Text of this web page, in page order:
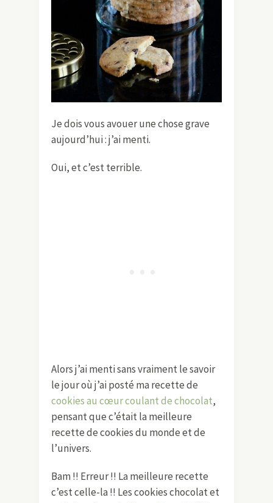
Je dois vous avouer une chose grave
aujourd’hui : j’ai menti.
Oui, et c’est terrible.
Alors j’ai menti sans vraiment le savoir
le jour où j’ai posté ma recette de
cookies au cœur coulant de chocolat,
pensant que c’était la meilleure
recette de cookies du monde et de
l’univers.
Bam !! Erreur !! La meilleure recette
c’est celle-la !! Les cookies chocolat et